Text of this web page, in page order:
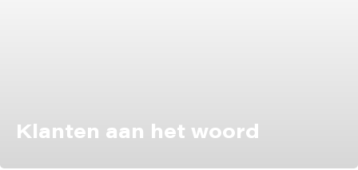
Klanten aan het woord